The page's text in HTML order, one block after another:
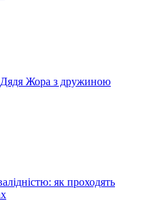
Дядя Жора з дружиною
як проходять